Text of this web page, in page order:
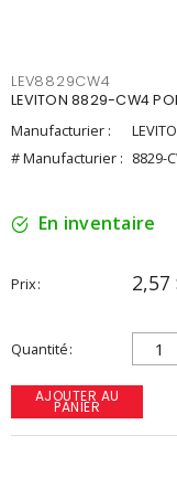
LEV8829CW4
LEVITON 8829-CW4
Manufacturier :
# Manufacturier : 8829-
En inventaire
Prix 2,57
Quantité
AJOUTER AU
PANIER